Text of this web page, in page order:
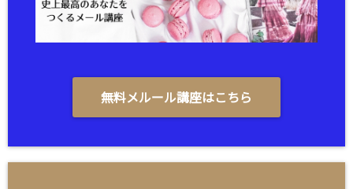
無料メルール講座はこちら